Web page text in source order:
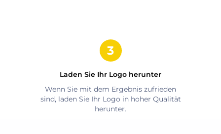
Laden Sie Ihr Logo herunter
Wenn Sie mit dem Ergebnis zufrieden
sind, laden Sie Ihr Logo in hoher Qualität
herunter.